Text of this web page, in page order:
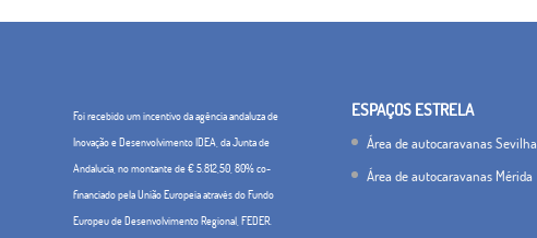
Foi recebido um incentivo da agência andaluza de
Inovação e Desenvolvimento IDEA, da Junta de
Andalucía, no montante de € 5.812,50, 80% co-
financiado pela União Europeia através do Fundo
Europeu de Desenvolvimento Regional, FEDER.
ESPAÇOS ESTRELA
Área de autocaravanas Sevilha
Área de autocaravanas Mérida